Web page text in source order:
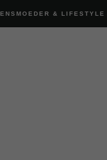
& LIFESTYLE